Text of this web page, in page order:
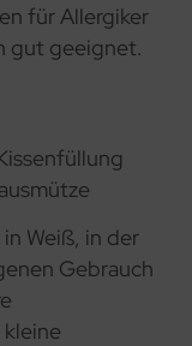
für Allergiker
gut geeignet.
Weiß, in der
Gebrauch